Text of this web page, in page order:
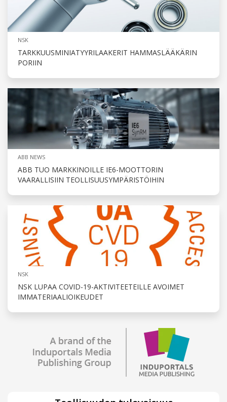
NSK
TARKKUUSMINIATYYRILAAKERIT HAMMASLÄÄKÄRIN
PORIIN
ABB NEWS
ABB TUO MARKKINOILLE IE6-MOOTTORIN
VAARALLISIIN TEOLLISUUSYMPÄRISTÖIHIN
NSK
NSK LUPAA COVID-19-AKTIVITEETEILLE AVOIMET
IMMATERIAALIOIKEUDET